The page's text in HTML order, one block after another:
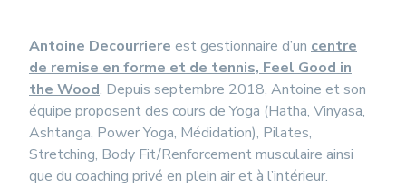
Antoine Decourriere est gestionnaire d’un centre
de remise en forme et de tennis, Feel Good in
the Wood. Depuis septembre 2018, Antoine et son
équipe proposent des cours de Yoga (Hatha, Vinyasa,
Ashtanga, Power Yoga, Médidation), Pilates,
Stretching, Body Fit/Renforcement musculaire ainsi
que du coaching privé en plein air et à l’intérieur.